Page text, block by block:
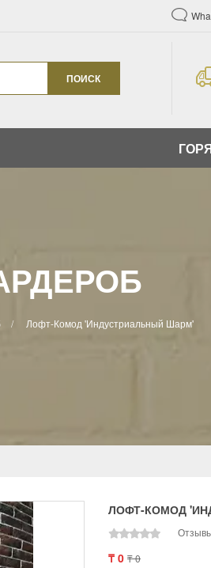
ПОИСК
Лофт-Комод 'Индустриальный Шарм'
ЛОФТ-КОМОД
₸ 0₸ 0